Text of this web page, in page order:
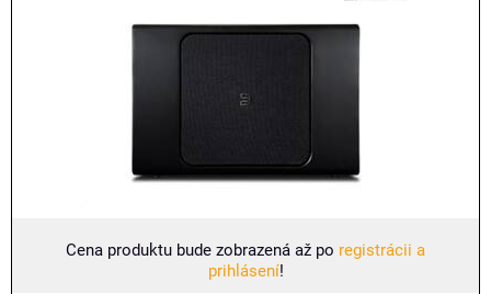
Cena produktu bude zobrazená až po registrácii a
prihlásení!